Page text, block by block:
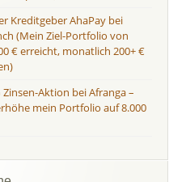
Kreditgeber AhaPay bei
(Mein Ziel-Portfolio von
€ erreicht, monatlich 200+ €
Zinsen-Aktion bei Afranga –
mein Portfolio auf 8.000